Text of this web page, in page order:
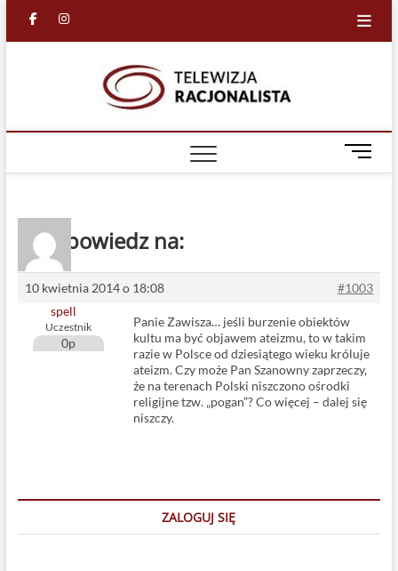
facebook
in
M
e
t
Odpowiedz na:
10 kwietnia 2014 o 18:08
#1003
spell
Uczestnik
0p
Panie Zawisza… jeśli burzenie obiektów
kultu ma być objawem ateizmu, to w takim
razie w Polsce od dziesiątego wieku króluje
ateizm. Czy może Pan Szanowny zaprzeczy,
że na terenach Polski niszczono ośrodki
religijne tzw. „pogan”? Co więcej – dalej się
niszczy.
ZALOGUJ SIĘ